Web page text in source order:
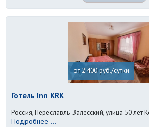
от 2 400 руб./сутки
Готель Inn KRK
Россия, Переславль-Залесский, улица 50 лет
Подробнее ...